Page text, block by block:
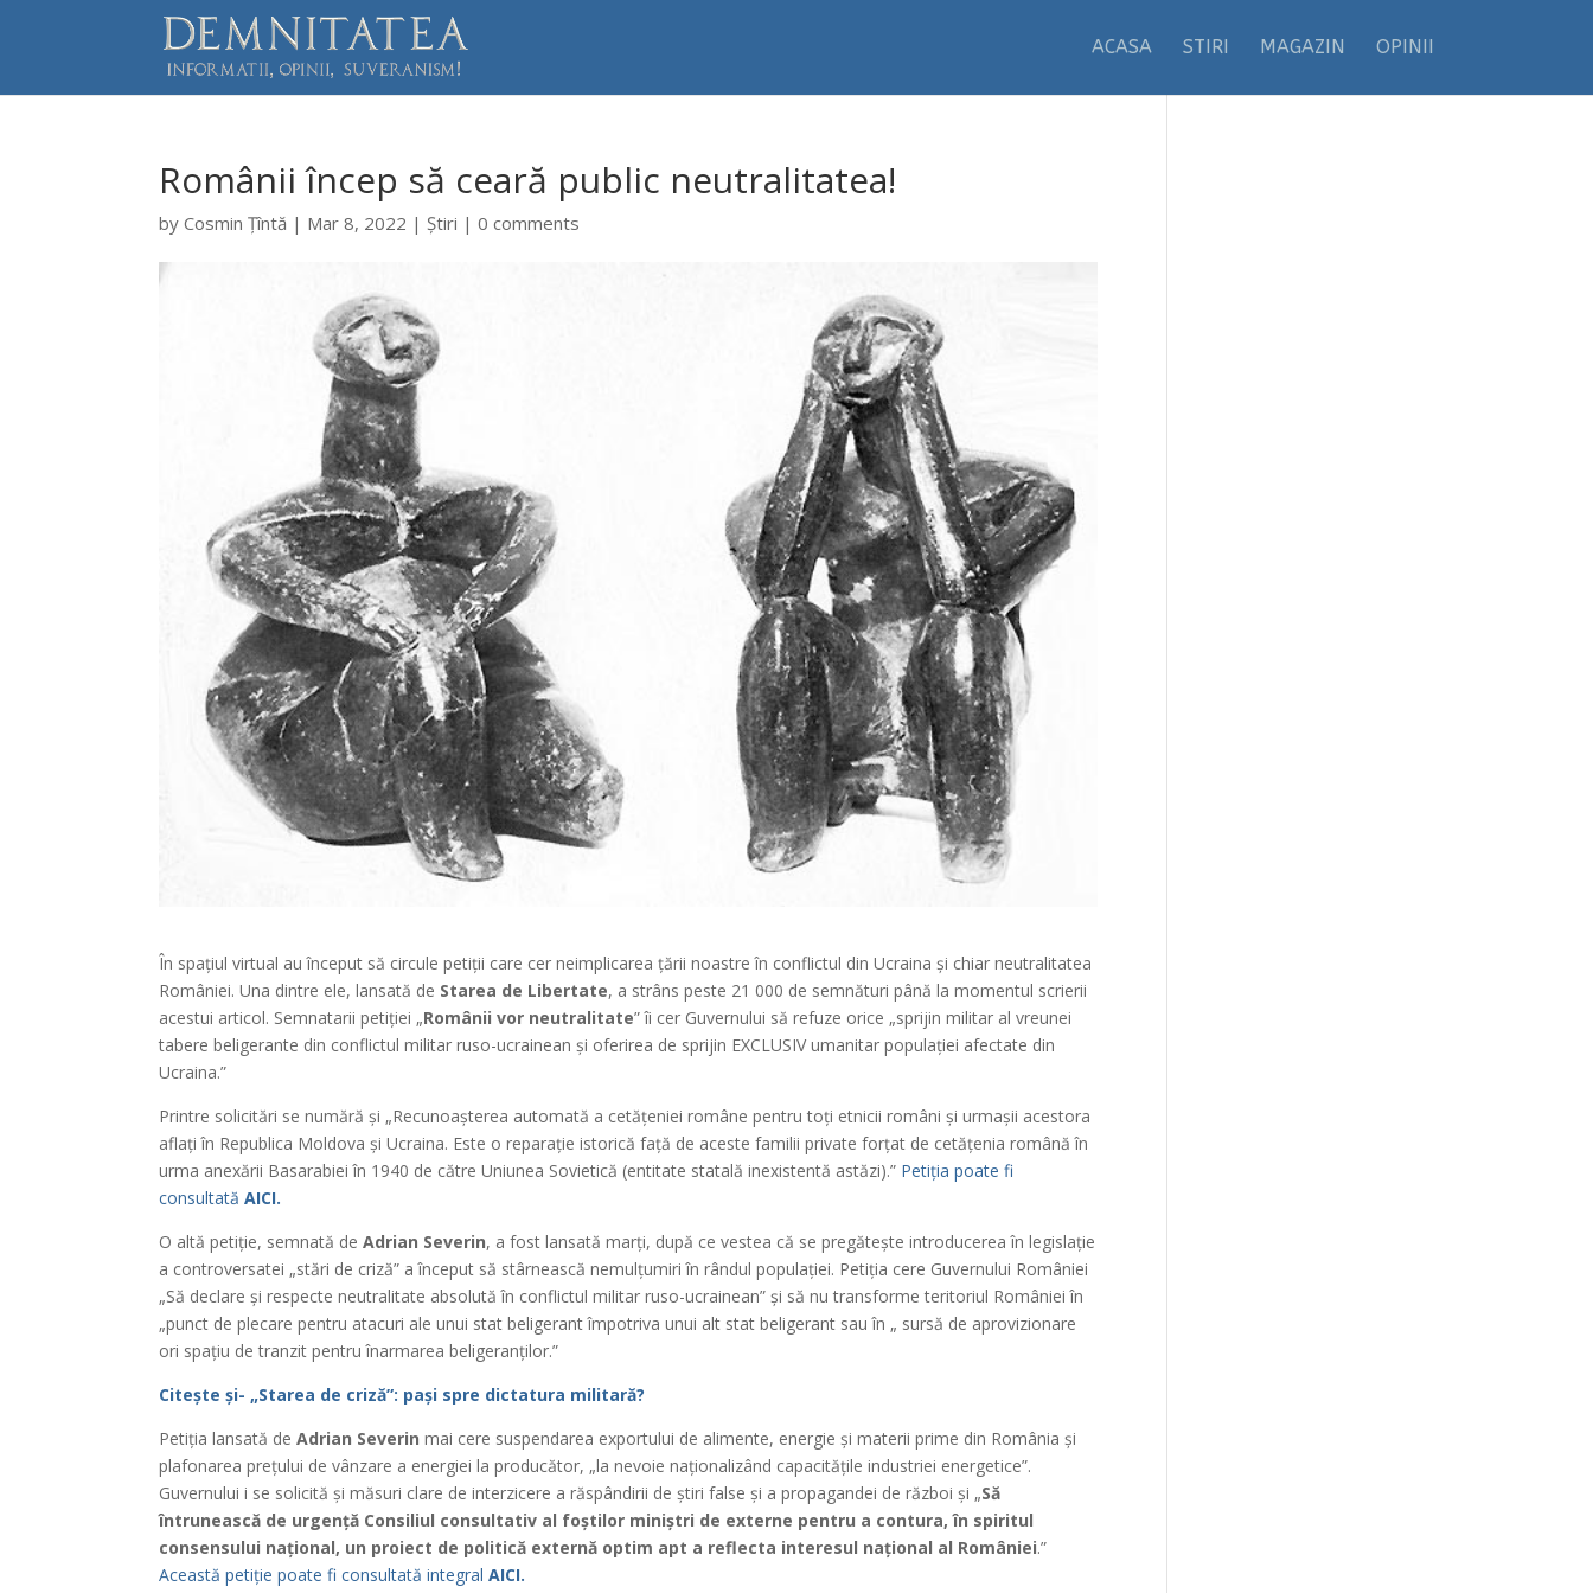
ACASA STIRI MAGAZIN OPINII
Românii încep să ceară public neutralitatea!
byCosmin Țîntă | Mar 8, 2022 |Știri |0 comments
În spațiul virtual au început să circule petiții care cer neimplicarea țării noastre în conflictul din Ucraina și chiar neutralitatea
României. Una dintre ele, lansată de Starea de Libertate, a strâns peste 21 000 de semnături până la momentul scrierii
acestui articol. Semnatarii petiției „Românii vor neutralitate” îi cer Guvernului să refuze orice „sprijin militar al vreunei
tabere beligerante din conflictul militar ruso-ucrainean și oferirea de sprijin EXCLUSIV umanitar populației afectate din
Ucraina.”
Printre solicitări se numără și „Recunoașterea automată a cetățeniei române pentru toți etnicii români și urmașii acestora
aflați în Republica Moldova și Ucraina. Este o reparație istorică față de aceste familii private forțat de cetățenia română în
urma anexării Basarabiei în 1940 de către Uniunea Sovietică (entitate statală inexistentă astăzi).” Petiția poate fi
consultatăAICI.
O altă petiție, semnată deAdrian Severin, a fost lansată marți, după ce vestea că se pregătește introducerea în legislație
a controversatei „stări de criză” a început să stârnească nemulțumiri în rândul populației. Petiția cere Guvernului României
„Să declare și respecte neutralitate absolută în conflictul militar ruso-ucrainean” și să nu transforme teritoriul României în
„punct de plecare pentru atacuri ale unui stat beligerant împotriva unui alt stat beligerant sau în „ sursă de aprovizionare
ori spațiu de tranzit pentru înarmarea beligeranților.”
Citește și- „Starea de criză”: pași spre dictatura militară?
Petiția lansată deAdrian Severin mai cere suspendarea exportului de alimente, energie și materii prime din România și
plafonarea prețului de vânzare a energiei la producător, „la nevoie naționalizând capacitățile industriei energetice”.
Guvernului i se solicită și măsuri clare de interzicere a răspândirii de știri false și a propagandei de război și „Să
întrunească de urgență Consiliul consultativ al foștilor miniștri de externe pentru a contura, în spiritul
consensului național, un proiect de politică externă optim apt a reflecta interesul național al României.”
Această petiție poate fi consultată integralAICI.